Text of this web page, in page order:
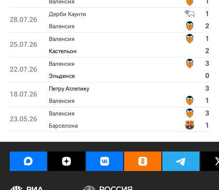
Валенсия
28.07.26
Дерби Каунти 1
Валенсия 2
25.07.26
Валенсия 1
Kастельон 2
22.07.26
Валенсия 3
Эльденсе 0
18.07.26
Петру Атлетику 3
Валенсия 1
23.05.26
Валенсия 3
Барселона 1